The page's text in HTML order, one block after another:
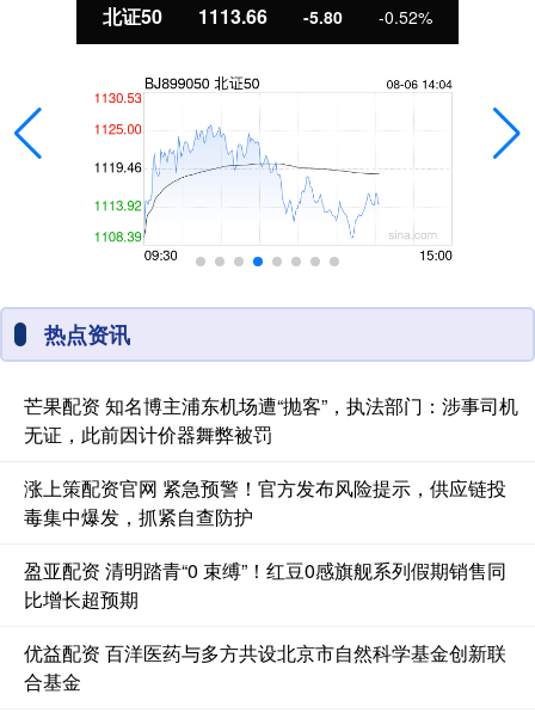
北证50 1113.66 -5.80 -0.52%
热点资讯
芒果配资 知名博主浦东机场遭“抛客”，执法部门：涉事司机
无证，此前因计价器舞弊被罚
涨上策配资官网 紧急预警！官方发布风险提示，供应链投
毒集中爆发，抓紧自查防护
盈亚配资 清明踏青“0 束缚”！红豆0感旗舰系列假期销售同
比增长超预期
优益配资 百洋医药与多方共设北京市自然科学基金创新联
合基金